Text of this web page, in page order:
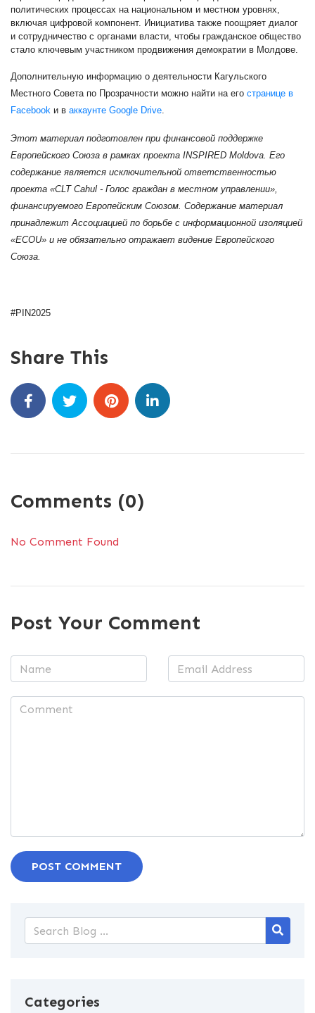
политических процессах на национальном и местном уровнях,
включая цифровой компонент. Инициатива также поощряет диалог
и сотрудничество с органами власти, чтобы гражданское общество
стало ключевым участником продвижения демократии в Молдове.
Дополнительную информацию о деятельности Кагульского
Местного Совета по Прозрачности можно найти на его странице в
Facebook и в аккаунте Google Drive.
Этот материал подготовлен при финансовой поддержке
Европейского Союза в рамках проекта INSPIRED Moldova. Его
содержание является исключительной ответственностью
проекта «CLT Cahul - Голос граждан в местном управлении»,
финансируемого Европейским Союзом. Содержание материал
принадлежит Ассоциацией по борьбе с информационной изоляцией
«ECOU» и не обязательно отражает видение Европейского
Союза.
#PIN2025
Share This
Comments (0)
No Comment Found
Post Your Comment
POST COMMENT
Categories